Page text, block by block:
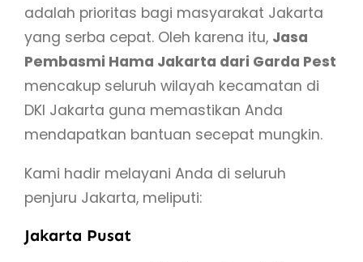
adalah prioritas bagi masyarakat Jakarta
yang serba cepat. Oleh karena itu, Jasa
Pembasmi Hama Jakarta dari Garda Pest
mencakup seluruh wilayah kecamatan di
DKI Jakarta guna memastikan Anda
mendapatkan bantuan secepat mungkin.
Kami hadir melayani Anda di seluruh
penjuru Jakarta, meliputi:
Jakarta Pusat